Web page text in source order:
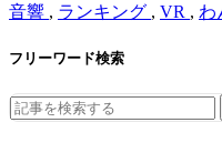
音響 , ランキング , VR , わ
フリーワード検索
Search
for: